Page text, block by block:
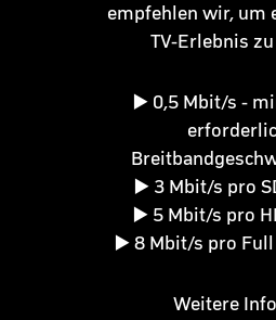
empfehlen wir, um
TV-Erlebnis
▶️ 0,5 Mbit/s -
▶️ 3 Mbit/s pro
▶️ 5 Mbit/s pro
▶️ 8 Mbit/s pro Full
Weitere